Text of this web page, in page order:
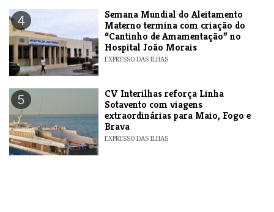
4
Semana Mundial do Aleitamento
Materno termina com criação do
“Cantinho de Amamentação” no
Hospital João Morais
EXPRESSO DAS ILHAS
5
​CV Interilhas reforça Linha
Sotavento com viagens
extraordinárias para Maio, Fogo e
Brava
EXPRESSO DAS ILHAS